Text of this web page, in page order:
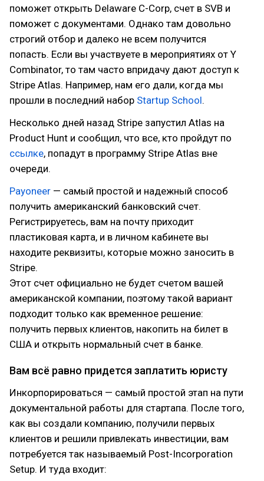
поможет открыть Delaware C-Corp, счет в SVB и
поможет с документами. Однако там довольно
строгий отбор и далеко не всем получится
попасть. Если вы участвуете в мероприятиях от Y
Combinator, то там часто впридачу дают доступ к
Stripe Atlas. Например, нам его дали, когда мы
прошли в последний набор Startup School.
Несколько дней назад Stripe запустил Atlas на
Product Hunt и сообщил, что все, кто пройдут по
ссылке, попадут в программу Stripe Atlas вне
очереди.
Payoneer — самый простой и надежный способ
получить американский банковский счет.
Регистрируетесь, вам на почту приходит
пластиковая карта, и в личном кабинете вы
находите реквизиты, которые можно заносить в
Stripe.
Этот счет официально не будет счетом вашей
американской компании, поэтому такой вариант
подходит только как временное решение:
получить первых клиентов, накопить на билет в
США и открыть нормальный счет в банке.
Вам всё равно придется заплатить юристу
Инкорпорироваться — самый простой этап на пути
документальной работы для стартапа. После того,
как вы создали компанию, получили первых
клиентов и решили привлекать инвестиции, вам
потребуется так называемый Post-Incorporation
Setup. И туда входит: